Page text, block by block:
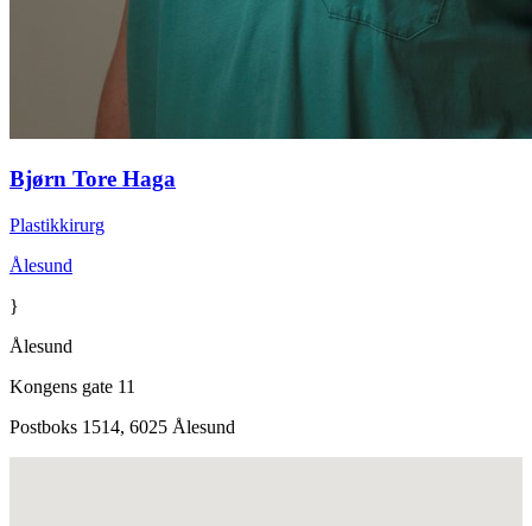
Bjørn Tore Haga
Plastikkirurg
Ålesund
}
Ålesund
Kongens gate 11
Postboks 1514, 6025 Ålesund